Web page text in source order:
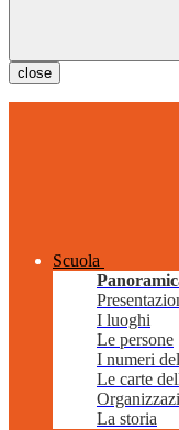
close
Scuola
I luoghi
Le persone
I numeri
Le carte
La storia